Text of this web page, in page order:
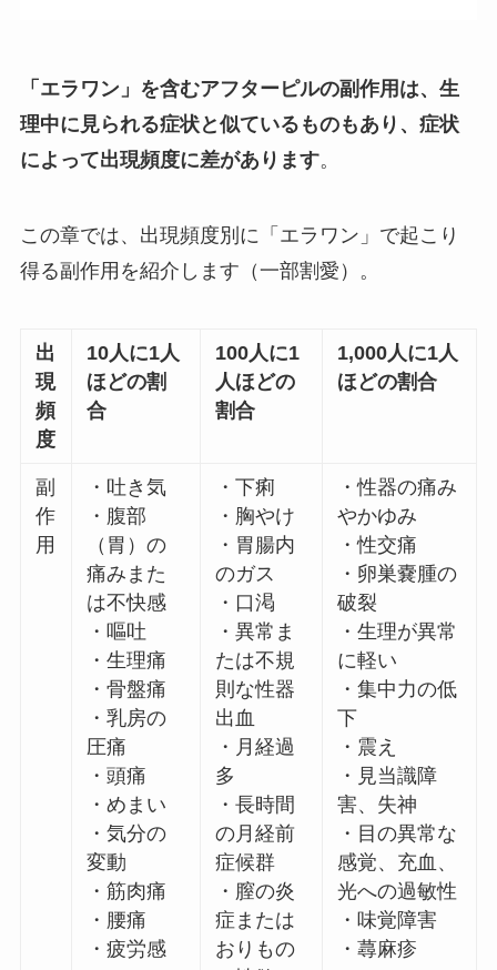
「エラワン」を含むアフターピルの副作用は、生
理中に見られる症状と似ているものもあり、症状
によって出現頻度に差があります。
この章では、出現頻度別に「エラワン」で起こり
得る副作用を紹介します（一部割愛）。
出
現
頻
度
10人に1人
ほどの割
合
100人に1
人ほどの
割合
1,000人に1人
ほどの割合
副
作
用
・吐き気
・腹部
（胃）の
痛みまた
は不快感
・嘔吐
・生理痛
・骨盤痛
・乳房の
圧痛
・頭痛
・めまい
・気分の
変動
・筋肉痛
・腰痛
・疲労感
・下痢
・胸やけ
・胃腸内
のガス
・口渇
・異常ま
たは不規
則な性器
出血
・月経過
多
・長時間
の月経前
症候群
・膣の炎
症または
おりもの
・性器の痛み
やかゆみ
・性交痛
・卵巣嚢腫の
破裂
・生理が異常
に軽い
・集中力の低
下
・震え
・見当識障
害、失神
・目の異常な
感覚、充血、
光への過敏性
・味覚障害
・蕁麻疹